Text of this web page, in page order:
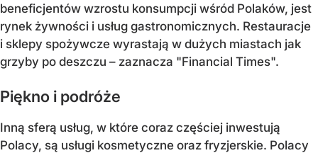
beneficjentów wzrostu konsumpcji wśród Polaków, jest
rynek żywności i usług gastronomicznych. Restauracje
i sklepy spożywcze wyrastają w dużych miastach jak
grzyby po deszczu – zaznacza "Financial Times".
Piękno i podróże
Inną sferą usług, w które coraz częściej inwestują
Polacy, są usługi kosmetyczne oraz fryzjerskie. Polacy